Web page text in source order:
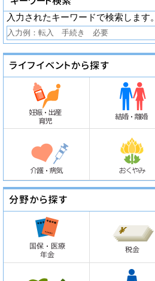
入力されたキーワードで検索します。